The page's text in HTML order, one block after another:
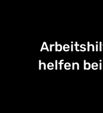
helfen